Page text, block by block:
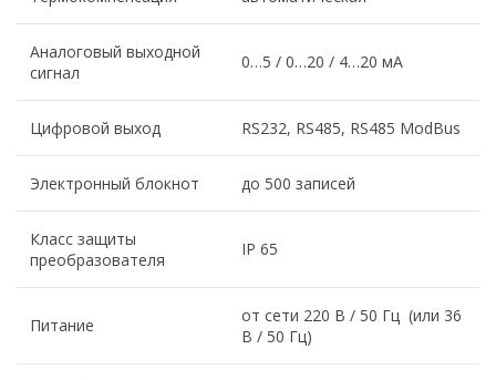
Аналоговый выходной
сигнал
0…5 / 0…20 / 4…20 мА
Цифровой выход RS232, RS485, RS485 ModBus
Электронный блокнот до 500 записей
Класс защиты
преобразователя
IP 65
Питание
от сети 220 В / 50 Гц (или 36
В / 50 Гц)